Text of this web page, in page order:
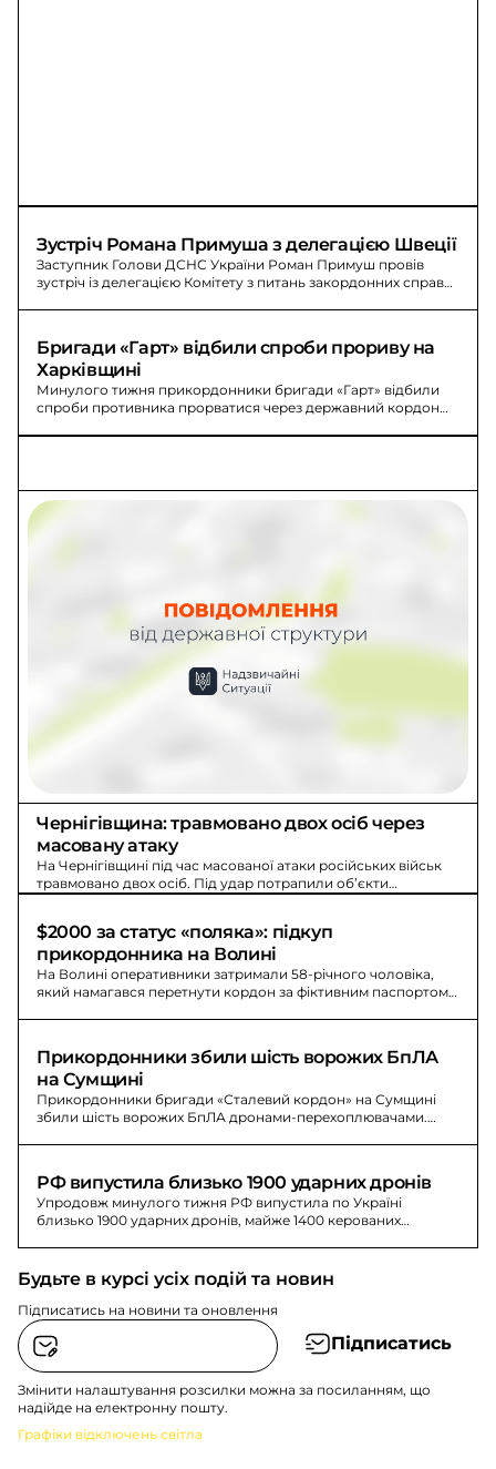
Зустріч Романа Примуша з делегацією Швеції
Заступник Голови ДСНС України Роман Примуш провів
зустріч із делегацією Комітету з питань закордонних справ
Бригади «Гарт» відбили спроби прориву на
Харківщині
Минулого тижня прикордонники бригади «Гарт» відбили
спроби противника прорватися через державний кордон
Чернігівщина: травмовано двох осіб через
масовану атаку
На Чернігівщині під час масованої атаки російських військ
травмовано двох осіб. Під удар потрапили об’єкти
$2000 за статус «поляка»: підкуп
прикордонника на Волині
На Волині оперативники затримали 58-річного чоловіка,
який намагався перетнути кордон за фіктивним паспортом
Прикордонники збили шість ворожих БпЛА
на Сумщині
Прикордонники бригади «Сталевий кордон» на Сумщині
збили шість ворожих БпЛА дронами-перехоплювачами.
РФ випустила близько 1900 ударних дронів
Упродовж минулого тижня РФ випустила по Україні
близько 1900 ударних дронів, майже 1400 керованих
Будьте в курсі усіх подій та новин
Підписатись на новини та оновлення
Підписатись
Змінити налаштування розсилки можна за посиланням, що
надійде на електронну пошту.
Графіки відключень світла